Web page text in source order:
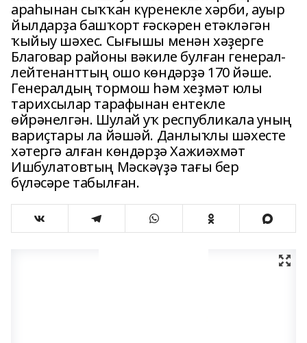
араһынан сыҡҡан күренекле хәрби, ауыр
йылдарҙа башҡорт ғәскәрен етәкләгән
ҡыйыу шәхес. Сығышы менән хәҙерге
Благовар районы вәкиле булған генерал-
лейтенанттың ошо көндәрҙә 170 йәше.
Генералдың тормош һәм хеҙмәт юлы
тарихсылар тарафынан ентекле
өйрәнелгән. Шулай уҡ республикала уның
вариҫтары ла йәшәй. Данлыҡлы шәхесте
хәтергә алған көндәрҙә Хажиәхмәт
Ишбулатовтың Мәскәүҙә тағы бер
бүләсәре табылған.